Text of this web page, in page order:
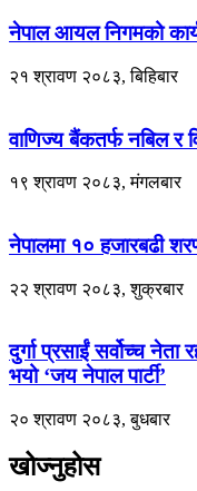
नेपाल आयल निगमको
२१ श्रावण २०८३, बिहिबार
वाणिज्य बैंकतर्फ नबिल र
१९ श्रावण २०८३, मंगलबार
नेपालमा १० हजारबढी
२२ श्रावण २०८३, शुक्रबार
दुर्गा प्रसाईं सर्वोच्च
भयो ‘जय नेपाल पार्टी’
२० श्रावण २०८३, बुधबार
खोज्नुहोस